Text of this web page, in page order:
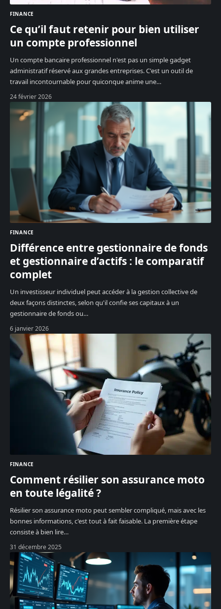
FINANCE
Ce qu’il faut retenir pour bien utiliser
un compte professionnel
Un compte bancaire professionnel n'est pas un simple gadget
administratif réservé aux grandes entreprises. C'est un outil de
travail incontournable pour quiconque anime une…
24 février 2026
FINANCE
Différence entre gestionnaire de fonds
et gestionnaire d’actifs : le comparatif
complet
Un investisseur individuel peut accéder à la gestion collective de
deux façons distinctes, selon qu'il confie ses capitaux à un
gestionnaire de fonds ou…
6 janvier 2026
FINANCE
Comment résilier son assurance moto
en toute légalité ?
Résilier son assurance moto peut sembler compliqué, mais avec les
bonnes informations, c'est tout à fait faisable. La première étape
consiste à bien lire…
31 décembre 2025